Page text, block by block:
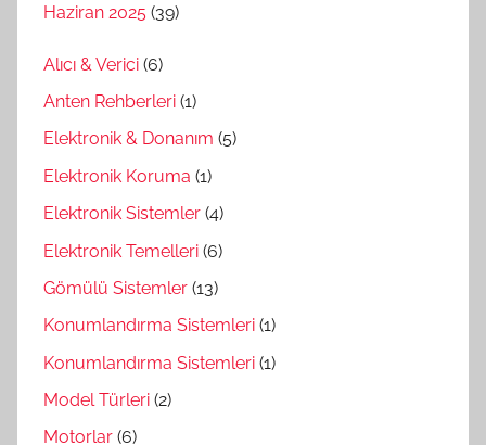
Haziran 2025 (39)
Alıcı & Verici (6)
Anten Rehberleri (1)
Elektronik & Donanım (5)
Elektronik Koruma (1)
Elektronik Sistemler (4)
Elektronik Temelleri (6)
Gömülü Sistemler (13)
Konumlandırma Sistemleri (1)
Konumlandırma Sistemleri (1)
Model Türleri (2)
Motorlar (6)